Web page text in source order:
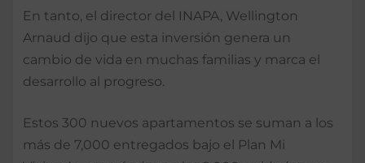
En tanto, el director del INAPA, Wellington
Arnaud dijo que esta inversión genera un
cambio de vida en muchas familias y marca el
desarrollo al progreso.
Estos 300 nuevos apartamentos se suman a los
más de 7,000 entregados bajo el Plan Mi